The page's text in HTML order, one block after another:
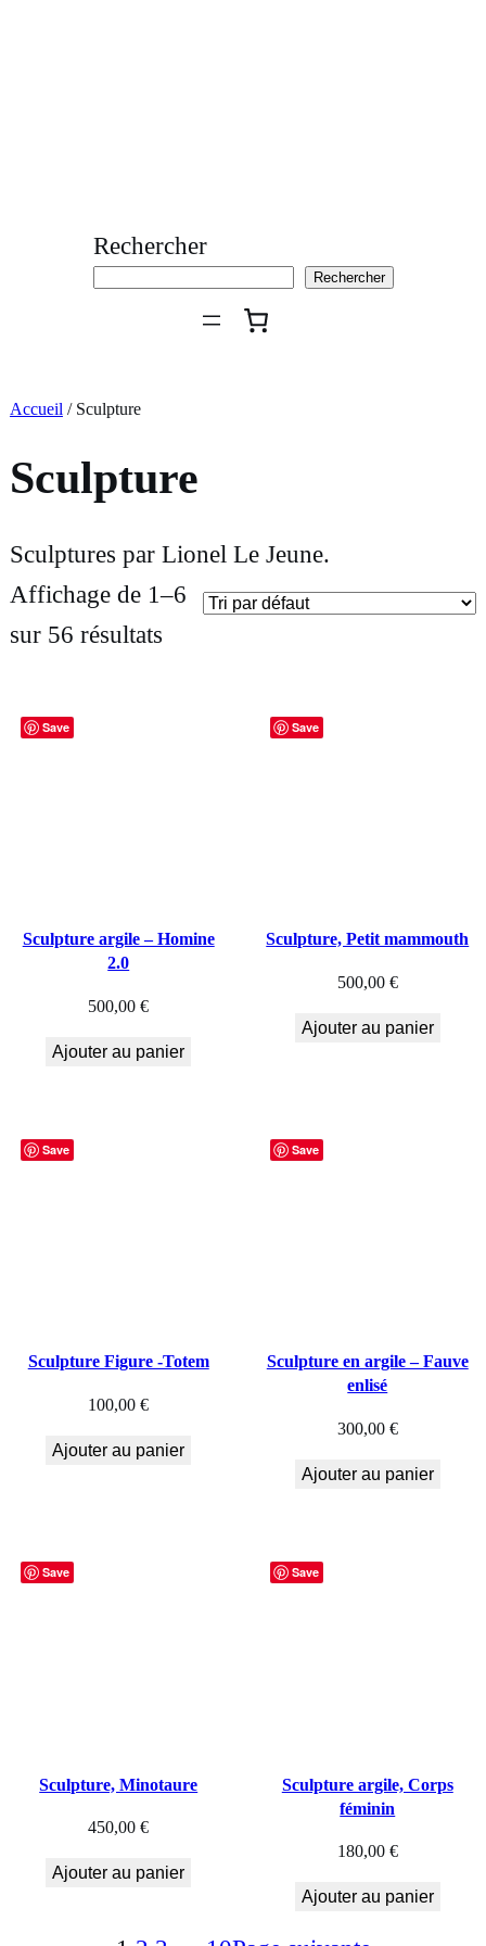
Rechercher
Rechercher
Accueil / Sculpture
Sculpture
Sculptures par Lionel Le Jeune.
Affichage de 1–6
sur 56 résultats
Save
Sculpture argile – Homine
2.0
500,00€
Ajouter au panier
Save
Sculpture, Petit mammouth
500,00 €
Ajouter au panier
Save
Sculpture Figure -Totem
100,00€
Ajouter au panier
Save
Sculpture en argile – Fauve
enlisé
300,00 €
Ajouter au panier
Save
Sculpture, Minotaure
450,00€
Ajouter au panier
Save
Sculpture argile, Corps
féminin
180,00 €
Ajouter au panier